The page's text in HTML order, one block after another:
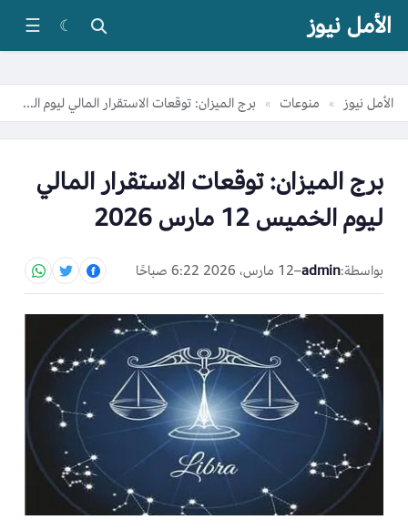
الأمل نيوز ☾
☰
الأمل نيوز » منوعات » برج الميزان: توقعات الاستقرار المالي ليوم الخميس 12 مارس 2026
برج الميزان: توقعات الاستقرار المالي
ليوم الخميس 12 مارس 2026
بواسطة:admin
–12 مارس، 2026 6:22 صباحًا